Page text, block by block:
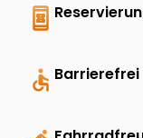
book_online
accessible Barrierefrei